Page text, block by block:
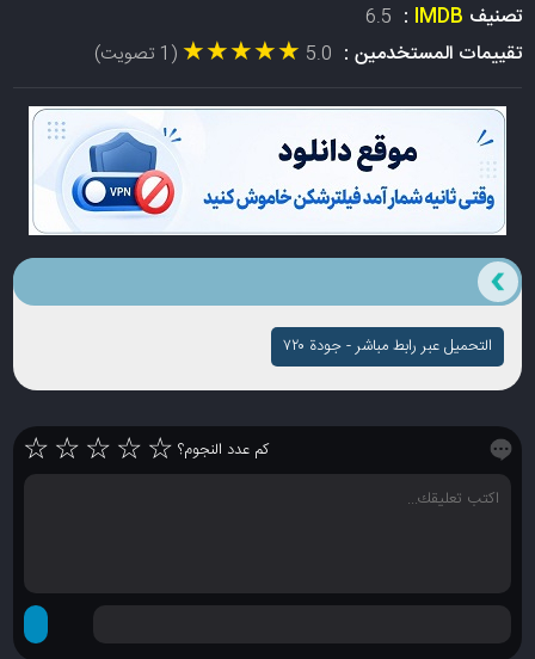
تصنيف IMDB
:
6.5
تقييمات المستخدمين : 5.0
★★★★★
★★★★★ (1 تصويت)
التحميل عبر رابط مباشر - جودة ۷۲۰
كم عدد النجوم؟ ☆
☆
☆
☆
☆